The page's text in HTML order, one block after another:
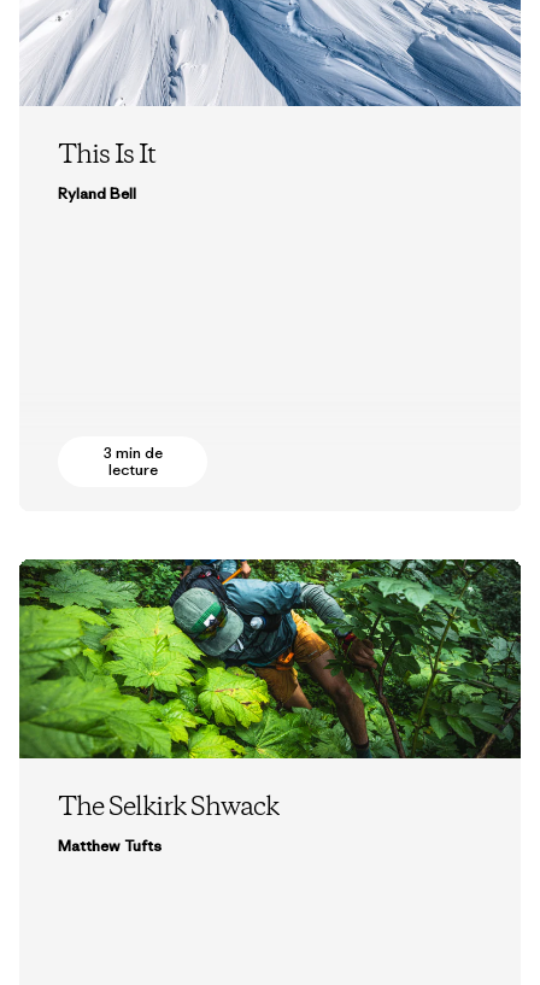
This Is It
Ryland Bell
3 min de
lecture
The Selkirk Shwack
Matthew Tufts